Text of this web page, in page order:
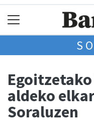
aldeko
Soraluzen